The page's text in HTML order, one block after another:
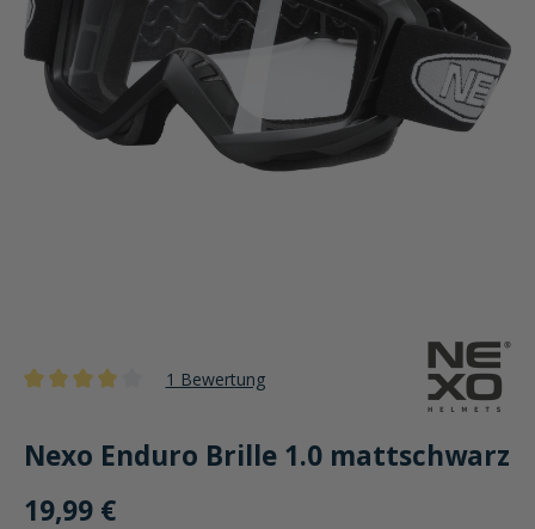
1 Bewertung
Nexo Enduro Brille 1.0 mattschwarz
19,99 €